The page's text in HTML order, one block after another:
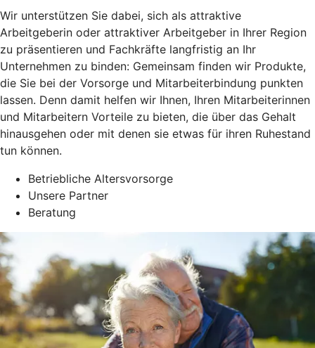
Wir unterstützen Sie dabei, sich als attraktive
Arbeitgeberin oder attraktiver Arbeitgeber in Ihrer Region
zu präsentieren und Fachkräfte langfristig an Ihr
Unternehmen zu binden: Gemeinsam finden wir Produkte,
die Sie bei der Vorsorge und Mitarbeiterbindung punkten
lassen. Denn damit helfen wir Ihnen, Ihren Mitarbeiterinnen
und Mitarbeitern Vorteile zu bieten, die über das Gehalt
hinausgehen oder mit denen sie etwas für ihren Ruhestand
tun können.
Betriebliche Altersvorsorge
Unsere Partner
Beratung